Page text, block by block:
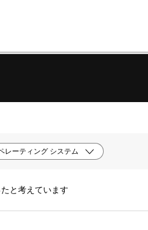
レーティング システム
と考えています